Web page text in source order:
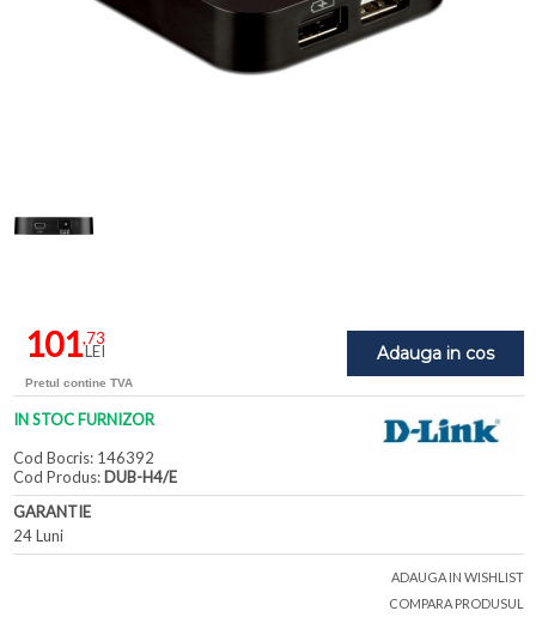
Adauga in cos
101,73
LEI
Pretul contine TVA
IN STOC FURNIZOR
Cod Bocris: 146392
Cod Produs: DUB-H4/E
GARANTIE
24 Luni
ADAUGA IN WISHLIST
COMPARA PRODUSUL